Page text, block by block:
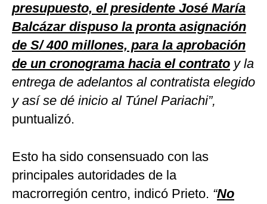
presupuesto, el presidente José María
Balcázar dispuso la pronta asignación
de S/ 400 millones, para la aprobación
de un cronograma hacia el contrato y la
entrega de adelantos al contratista elegido
y así se dé inicio al Túnel Pariachi”,
puntualizó.
Esto ha sido consensuado con las
principales autoridades de la
macrorregión centro, indicó Prieto. “No